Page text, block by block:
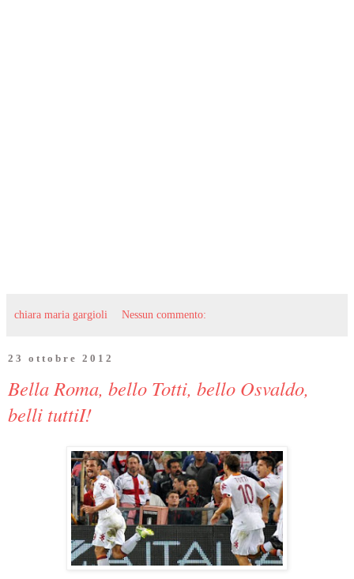
chiara maria gargioli Nessun commento:
23 ottobre 2012
Bella Roma, bello Totti, bello Osvaldo,
belli tuttiI!